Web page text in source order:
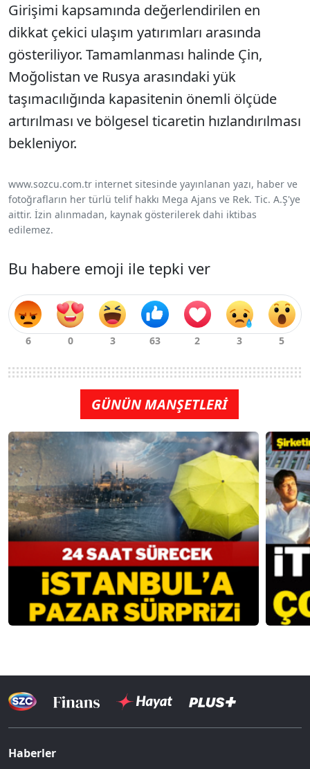
Girişimi kapsamında değerlendirilen en
dikkat çekici ulaşım yatırımları arasında
gösteriliyor. Tamamlanması halinde Çin,
Moğolistan ve Rusya arasındaki yük
taşımacılığında kapasitenin önemli ölçüde
artırılması ve bölgesel ticaretin hızlandırılması
bekleniyor.
www.sozcu.com.tr internet sitesinde yayınlanan yazı, haber ve
fotoğrafların her türlü telif hakkı Mega Ajans ve Rek. Tic. A.Ş'ye
aittir. İzin alınmadan, kaynak gösterilerek dahi iktibas
edilemez.
Bu habere emoji ile tepki ver
GÜNÜN MANŞETLERİ
Haberler